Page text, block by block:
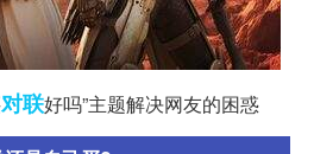
对联好吗”主题解决网友的困惑